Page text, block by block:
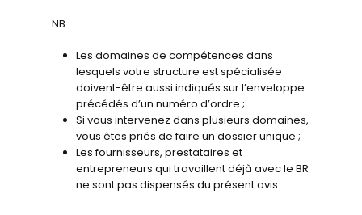
NB :
Les domaines de compétences dans
lesquels votre structure est spécialisée
doivent-être aussi indiqués sur l’enveloppe
précédés d’un numéro d’ordre ;
Si vous intervenez dans plusieurs domaines,
vous êtes priés de faire un dossier unique ;
Les fournisseurs, prestataires et
entrepreneurs qui travaillent déjà avec le BR
ne sont pas dispensés du présent avis.